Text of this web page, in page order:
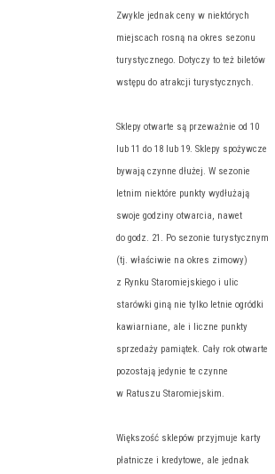
Zwykle jednak ceny w niektórych
miejscach rosną na okres sezonu
turystycznego. Dotyczy to też biletów
wstępu do atrakcji turystycznych.
Sklepy otwarte są przeważnie od 10
lub 11 do 18 lub 19. Sklepy spożywcze
bywają czynne dłużej. W sezonie
letnim niektóre punkty wydłużają
swoje godziny otwarcia, nawet
do godz. 21. Po sezonie turystycznym
(tj. właściwie na okres zimowy)
z Rynku Staromiejskiego i ulic
starówki giną nie tylko letnie ogródki
kawiarniane, ale i liczne punkty
sprzedaży pamiątek. Cały rok otwarte
pozostają jedynie te czynne
w Ratuszu Staromiejskim.
Większość sklepów przyjmuje karty
płatnicze i kredytowe, ale jednak